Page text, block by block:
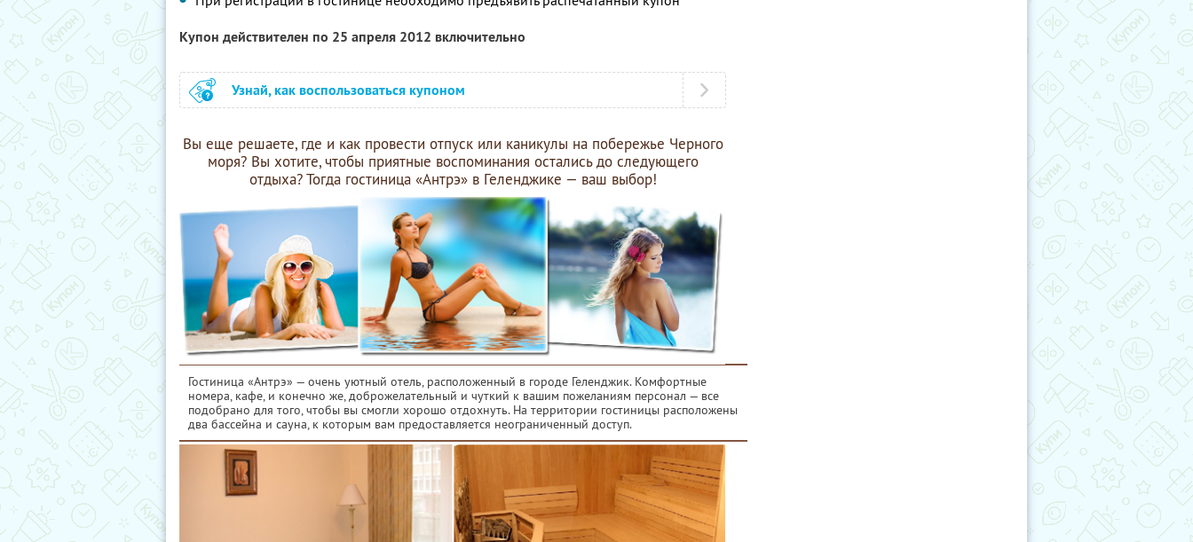
Купон действителен по 25 апреля 2012 включительно
Узнай, как воспользоваться купоном
Вы еще решаете, где и как провести отпуск или каникулы на побережье Черного
моря? Вы хотите, чтобы приятные воспоминания остались до следующего
отдыха? Тогда гостиница «Антрэ» в Геленджике — ваш выбор!
Гостиница «Антрэ» — очень уютный отель, расположенный в городе Геленджик. Комфортные
номера, кафе, и конечно же, доброжелательный и чуткий к вашим пожеланиям персонал — все
подобрано для того, чтобы вы смогли хорошо отдохнуть. На территории гостиницы расположены
два бассейна и сауна, к которым вам предоставляется неограниченный доступ.